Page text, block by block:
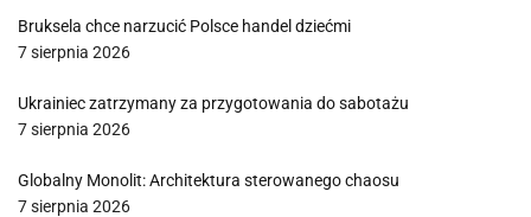
Bruksela chce narzucić Polsce handel dziećmi
7 sierpnia 2026
Ukrainiec zatrzymany za przygotowania do sabotażu
7 sierpnia 2026
Globalny Monolit: Architektura sterowanego chaosu
7 sierpnia 2026